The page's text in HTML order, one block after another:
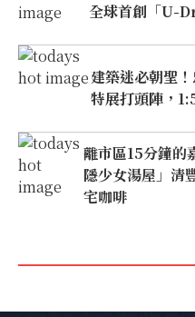
全球首創「U-
建築迷必朝聖
特展打頭陣，
離市區15分鐘的
隱少女湯屋」清
宅咖啡